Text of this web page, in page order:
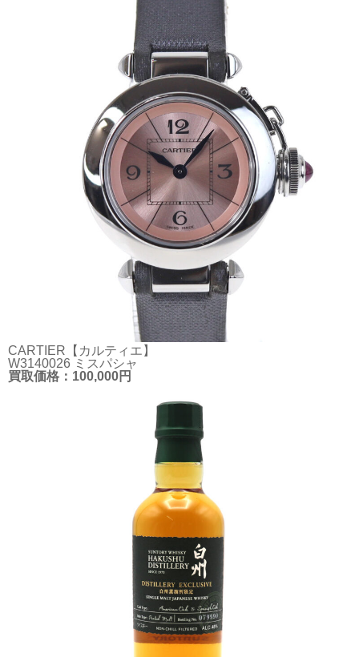
CARTIER【カルティエ】
W3140026 ミスパシャ
買取価格：100,000円